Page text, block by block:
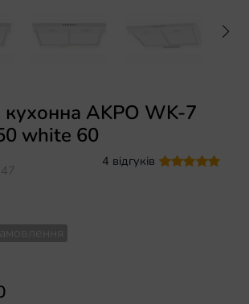
AKPO WK-7
white 60
4 відгуків